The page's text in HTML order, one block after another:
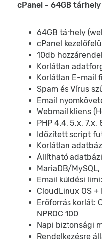
cPanel - 64GB tárhely
64GB tárhely
cPanel
10db
Korlátlan
Korlátlan E-mail
Spam és Vírus
Email
Webmail kliens
PHP 4.4, 5.x,
Időzített script
Korlátlan
Állítható
MariaDB/
Email küldési
CloudLinux OS
Erőforrás korlát:
NPROC 100
Napi biztonsági
Rendelkezésre